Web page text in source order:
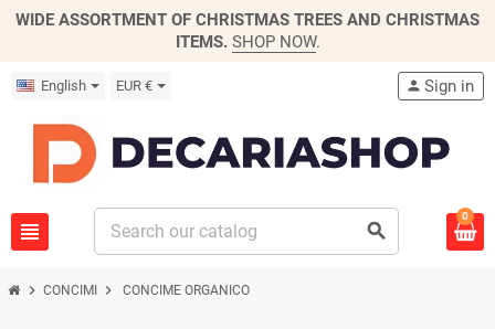
WIDE ASSORTMENT OF CHRISTMAS TREES AND CHRISTMAS
ITEMS. SHOP NOW.
English EUR €
view_headline search
person Sign in
0
chevron_right CONCIMI chevron_right CONCIME ORGANICO